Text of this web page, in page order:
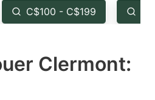
the
question
key
C$100 - C$199
Clermont: